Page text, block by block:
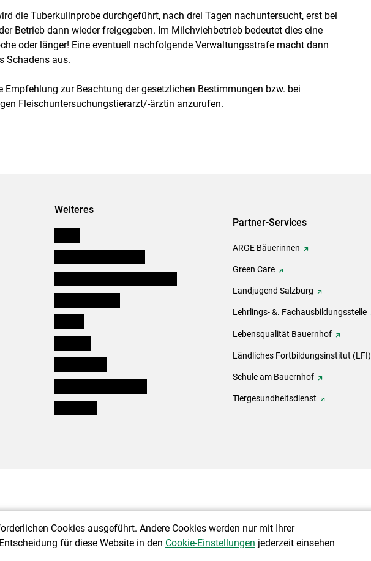
die Tuberkulinprobe durchgeführt, nach drei Tagen nachuntersucht, erst bei
Betrieb dann wieder freigegeben. Im Milchviehbetrieb bedeutet dies eine
oder länger! Eine eventuell nachfolgende Verwaltungsstrafe macht dann
Schadens aus.
Empfehlung zur Beachtung der gesetzlichen Bestimmungen bzw. bei
Fleischuntersuchungstierarzt/-ärztin anzurufen.
Weiteres
Partner-Services
ARGE Bäuerinnen
Green Care
Landjugend Salzburg
Lehrlings- &. Fachausbildungsstelle
Lebensqualität Bauernhof
Ländliches Fortbildungsinstitut (LFI)
Schule am Bauernhof
Tiergesundheitsdienst
Cookies ausgeführt. Andere Cookies werden nur mit Ihrer
für diese Website in den Cookie-Einstellungen jederzeit einsehen